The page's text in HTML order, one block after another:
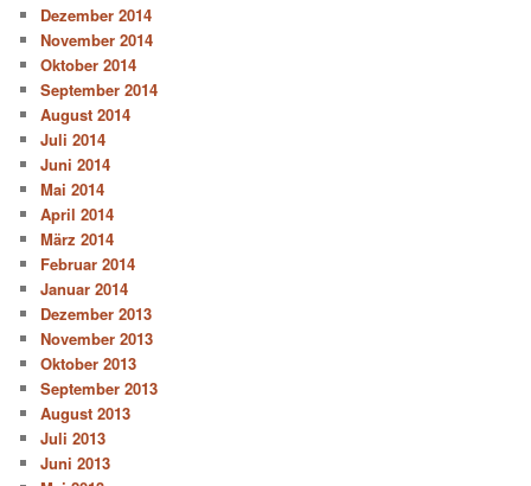
Dezember 2014
November 2014
Oktober 2014
September 2014
August 2014
Juli 2014
Juni 2014
Mai 2014
April 2014
März 2014
Februar 2014
Januar 2014
Dezember 2013
November 2013
Oktober 2013
September 2013
August 2013
Juli 2013
Juni 2013